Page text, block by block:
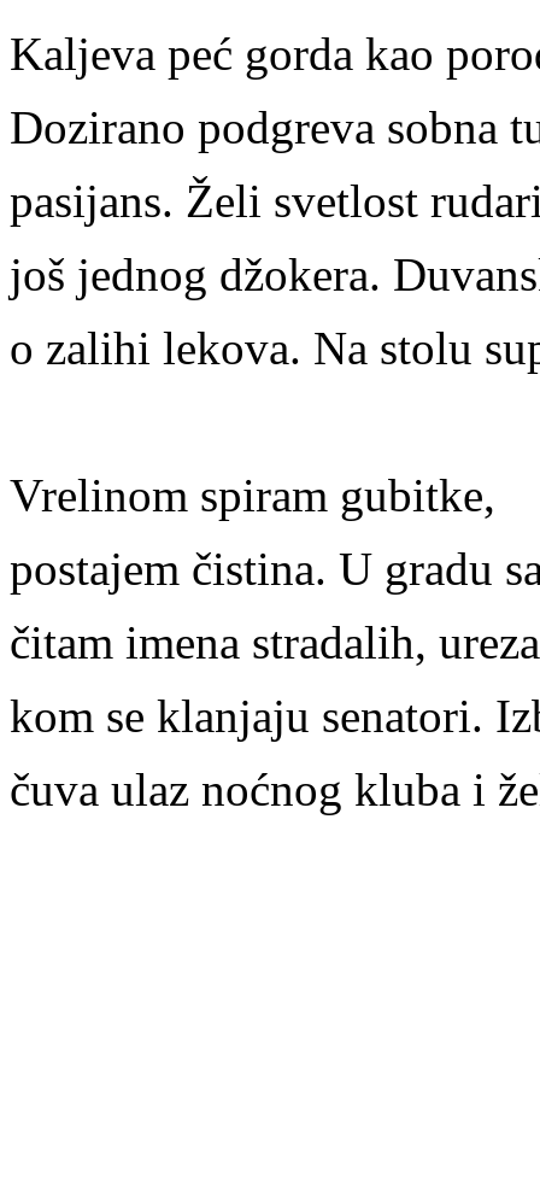
Kaljeva peć gorda kao
Dozirano podgreva sobna
pasijans. Želi svetlost
još jednog džokera.
o zalihi lekova. Na stolu
Vrelinom spiram gubitke,
postajem čistina. U gradu
čitam imena stradalih,
kom se klanjaju senatori.
čuva ulaz noćnog kluba i